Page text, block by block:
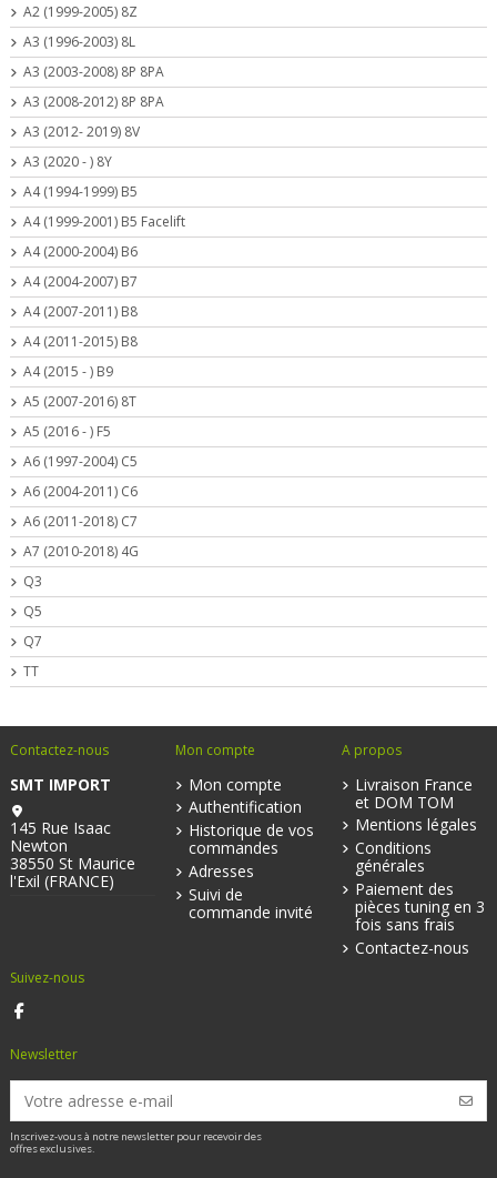
A2 (1999-2005) 8Z
A3 (1996-2003) 8L
A3 (2003-2008) 8P 8PA
A3 (2008-2012) 8P 8PA
A3 (2012- 2019) 8V
A3 (2020 - ) 8Y
A4 (1994-1999) B5
A4 (1999-2001) B5 Facelift
A4 (2000-2004) B6
A4 (2004-2007) B7
A4 (2007-2011) B8
A4 (2011-2015) B8
A4 (2015 - ) B9
A5 (2007-2016) 8T
A5 (2016 - ) F5
A6 (1997-2004) C5
A6 (2004-2011) C6
A6 (2011-2018) C7
A7 (2010-2018) 4G
Q3
Q5
Q7
TT
Contactez-nous
SMT IMPORT
145 Rue Isaac
Newton
38550 St Maurice
l'Exil (FRANCE)
Mon compte
Mon compte
Authentification
Historique de vos
commandes
Adresses
Suivi de
commande invité
A propos
Livraison France
et DOM TOM
Mentions légales
Conditions
générales
Paiement des
pièces tuning en 3
fois sans frais
Contactez-nous
Suivez-nous
Newsletter
Inscrivez-vous à notre newsletter pour recevoir des
offres exclusives.